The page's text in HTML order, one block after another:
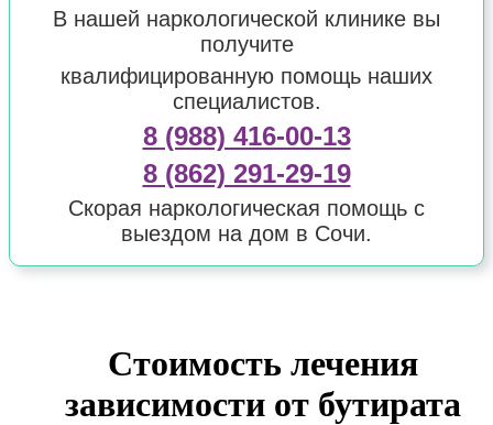
В нашей наркологической клинике вы
получите
квалифицированную помощь наших
специалистов.
8 (988) 416-00-13
8 (862) 291-29-19
Скорая наркологическая помощь с
выездом на дом в Сочи.
Стоимость лечения
зависимости от бутирата